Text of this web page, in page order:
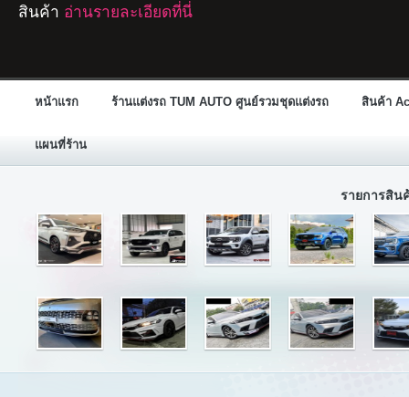
สินค้า อ่านรายละเอียดที่นี่
หน้าแรก ร้านแต่งรถ TUM AUTO ศูนย์รวมชุดแต่งรถ สินค้า
แผนที่ร้าน
รายการสิน